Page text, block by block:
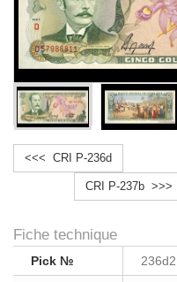
<<< CRI P-236d
CRI P-237b >>>
Fiche technique
Pick № 236d2